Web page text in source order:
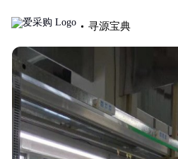
寻源宝典